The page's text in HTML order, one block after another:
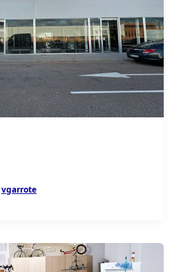
vgarrote